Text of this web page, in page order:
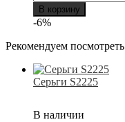
В корзину
-6%
Рекомендуем посмотреть
Серьги S2225
В наличии